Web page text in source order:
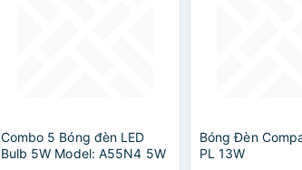
Combo 5 Bóng đèn LED
Bulb 5W Model: A55N4 5W
Bóng Đèn
PL 13W